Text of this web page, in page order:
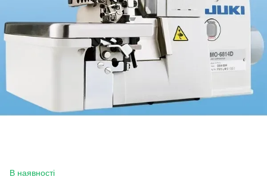
В наявності